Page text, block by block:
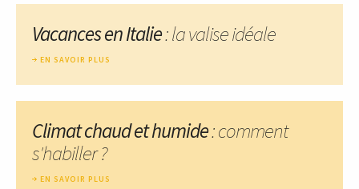
Vacances en Italie: la valise idéale
EN SAVOIR PLUS
Climat chaud et humide: comment
s'habiller ?
EN SAVOIR PLUS